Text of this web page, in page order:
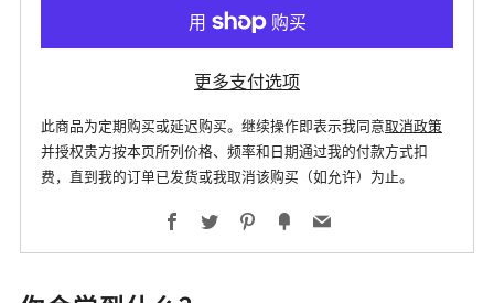
更多支付选项
此商品为定期购买或延迟购买。继续操作即表示我同意取消政策
并授权贵方按本页所列价格、频率和日期通过我的付款方式扣
费，直到我的订单已发货或我取消该购买（如允许）为止。
Facebook
TwitterPinterest
Fancy